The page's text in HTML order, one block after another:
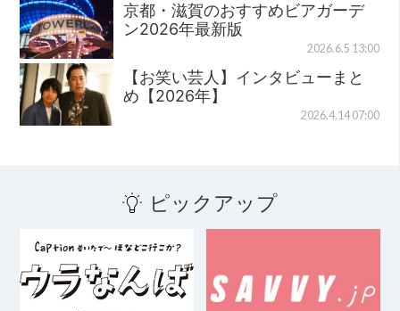
京都・滋賀のおすすめビアガーデ
ン2026年最新版
2026.6.5 13:00
【お笑い芸人】インタビューまと
め【2026年】
2026.4.14 07:00
ピックアップ